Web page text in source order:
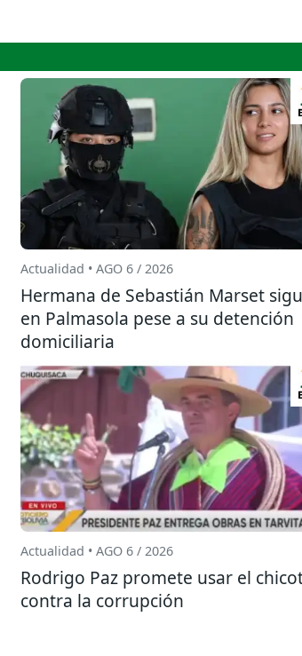
Actualidad • AGO 6 / 2026
Hermana de Sebastián Marset
en Palmasola pese a su detención
domiciliaria
Actualidad • AGO 6 / 2026
Rodrigo Paz promete usar el
contra la corrupción